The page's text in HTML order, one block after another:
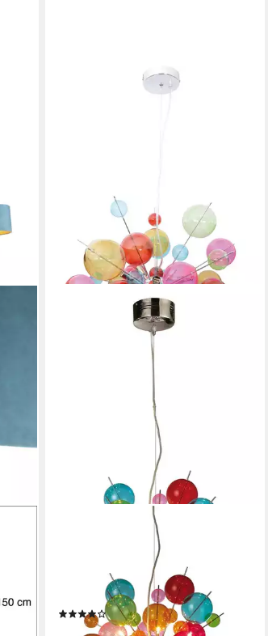
Pendelleuchte Explosion, ohne
Hängeleuchte,metall,glas,multicolor,
10xG9 max.20W
(16)
279,18 € UVP663,95 €